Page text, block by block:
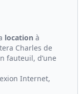
location à
Charles de
fauteuil, d’une
Internet,